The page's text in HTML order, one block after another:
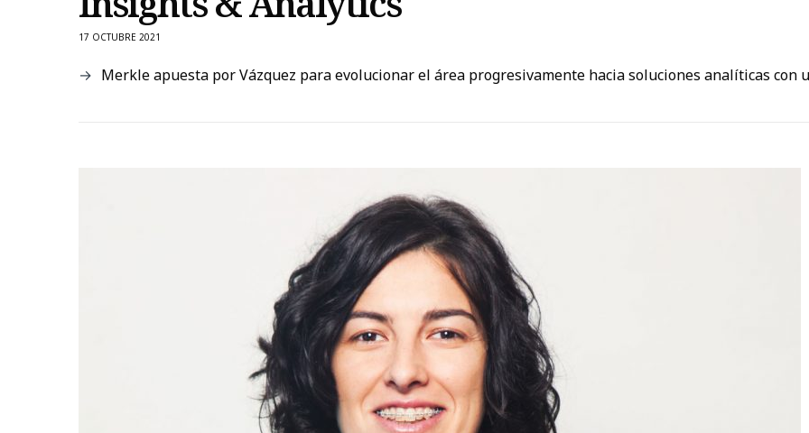
17 OCTUBRE 2021
Merkle apuesta por Vázquez para evolucionar el área progresivamente hacia soluciones analíticas con